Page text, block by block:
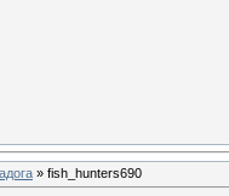
» fish_hunters690